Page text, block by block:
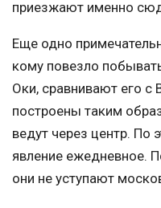
приезжают именно
Еще одно
кому повезло
Оки, сравнивают его с
построены таким
ведут через центр. По
явление ежедневное.
они не уступают